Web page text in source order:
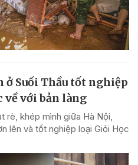
ở Suối Thầu tốt nghiệp
với bản làng
rè, khép mình giữa Hà Nội,
lên và tốt nghiệp loại Giỏi Học